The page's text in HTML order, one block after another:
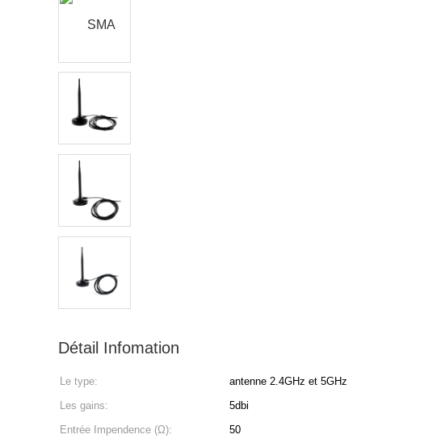
Détail Infomation
Le type: antenne 2.4GHz et 5GHz
Les gains:
5dbi
Entrée Impendence (Ω):
50